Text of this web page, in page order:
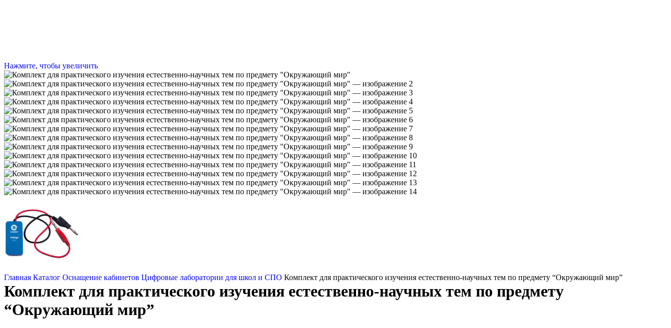
Нажмите, чтобы увеличить
Главная Каталог Оснащение кабинетов Цифровые лаборатории для школ и СПО Комплект для практического изучения естественно-научных тем по предмету “Окружающий мир”
Комплект для практического изучения естественно-научных тем по предмету
“Окружающий мир”